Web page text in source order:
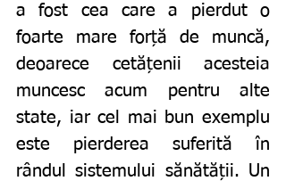
a fost cea care a pierdut o
foarte mare forță de muncă,
deoarece cetățenii acesteia
muncesc acum pentru alte
state, iar cel mai bun exemplu
este pierderea suferită în
rândul sistemului sănătății. Un